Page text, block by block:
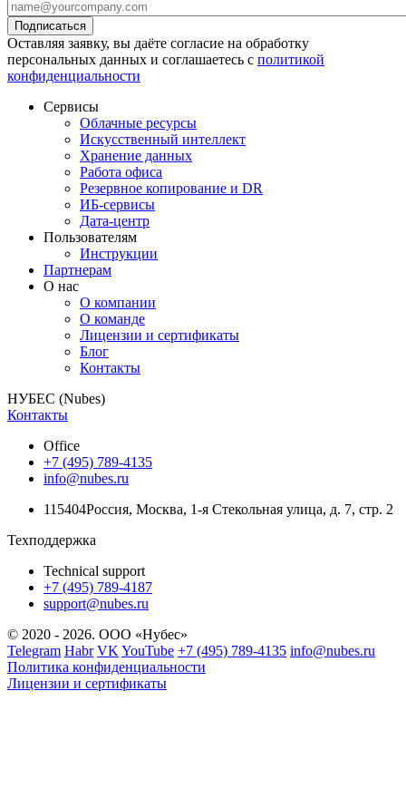
Оставляя заявку, вы даёте согласие на обработку
персональных данных и соглашаетесь с политикой
конфиденциальности
Сервисы
Облачные ресурсы
Искусственный интеллект
Хранение данных
Работа офиса
Резервное копирование и DR
ИБ-сервисы
Дата-центр
Пользователям
Инструкции
Партнерам
О нас
О компании
О команде
Лицензии и сертификаты
Блог
Контакты
НУБЕС (Nubes)
Контакты
Office
+7 (495) 789-4135
info@nubes.ru
115404Россия, Москва, 1-я Стекольная улица, д. 7, стр. 2
Техподдержка
Technical support
+7 (495) 789-4187
support@nubes.ru
© 2020 - 2026. ООО «Нубес»
Telegram Habr VK YouTube +7 (495) 789-4135 info@nubes.ru
Политика конфиденциальности
Лицензии и сертификаты